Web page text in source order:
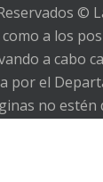
©
a los
a cabo
por el
no